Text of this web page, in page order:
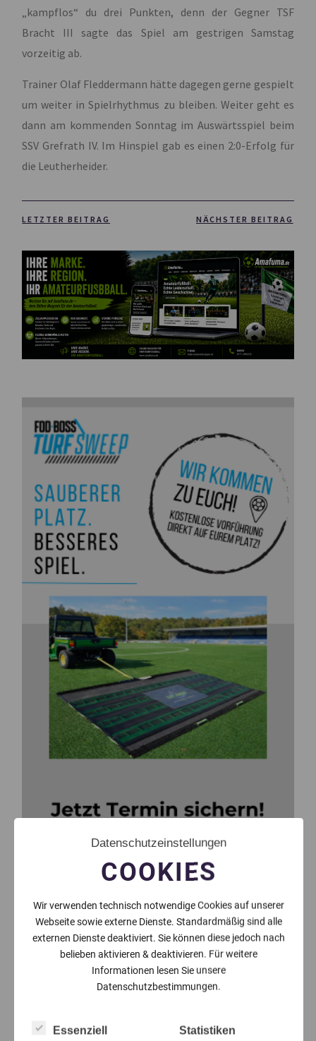
„kampflos“ du drei Punkten, denn der Gegner TSF
Bracht III sagte das Spiel am gestrigen Samstag
vorzeitig ab.
Trainer Olaf Fleddermann hätte dagegen gerne gespielt
um weiter in Spielrhythmus zu bleiben. Weiter geht es
dann am kommenden Sonntag im Auswärtsspiel beim
SSV Grefrath IV. Im Hinspiel gab es einen 2:0-Erfolg für
die Leutherheider.
LETZTER BEITRAG NÄCHSTER BEITRAG
Datenschutzeinstellungen
COOKIES
Wir verwenden technisch notwendige Cookies auf unserer
Webseite sowie externe Dienste. Standardmäßig sind alle
externen Dienste deaktiviert. Sie können diese jedoch nach
belieben aktivieren & deaktivieren. Für weitere
Informationen lesen Sie unsere
Datenschutzbestimmungen.
Essenziell Statistiken